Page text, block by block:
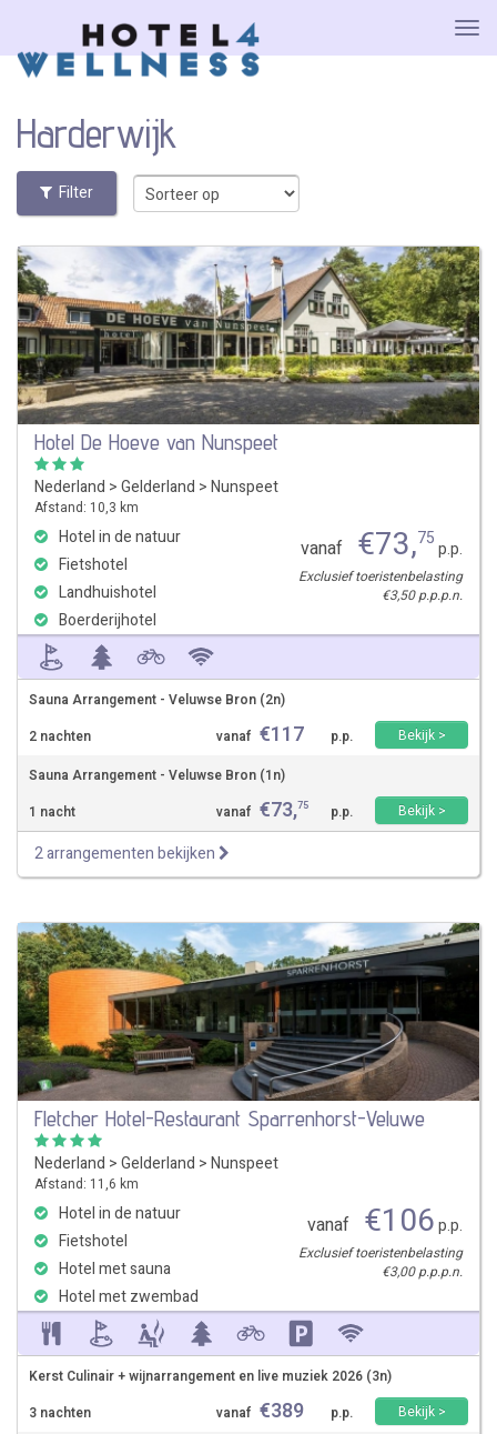
Harderwijk
Filter
Hotel De Hoeve van Nunspeet
Nederland >Gelderland >Nunspeet
Afstand: 10,3 km
Hotel in de natuur
Fietshotel
Landhuishotel
Boerderijhotel
vanaf €73,75p.p.
Exclusief toeristenbelasting
€3,50 p.p.p.n.
Sauna Arrangement - Veluwse Bron (2n)
2 nachten
vanaf €117 p.p.
Bekijk >
Sauna Arrangement - Veluwse Bron (1n)
1 nacht
vanaf €73,75 p.p. Bekijk >
2 arrangementen bekijken
Fletcher Hotel-Restaurant Sparrenhorst-Veluwe
Nederland >Gelderland >Nunspeet
Afstand: 11,6 km
Hotel in de natuur
Fietshotel
Hotel met sauna
Hotel met zwembad
vanaf €106p.p.
Exclusief toeristenbelasting
€3,00 p.p.p.n.
Kerst Culinair + wijnarrangement en live muziek 2026 (3n)
3 nachten
vanaf €389 p.p.
Bekijk >